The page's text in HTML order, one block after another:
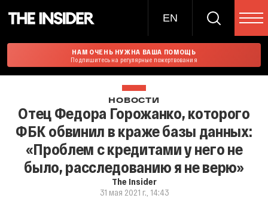
EN
НАМ ОЧЕНЬ НУЖНА ВАША ПОМОЩЬ
Подпишитесь на регулярные пожертвования
НОВОСТИ
Отец Федора Горожанко, которого
ФБК обвинил в краже базы данных:
«Проблем с кредитами у него не
было, расследованию я не верю»
The Insider
31 мая 2021 г., 14:43